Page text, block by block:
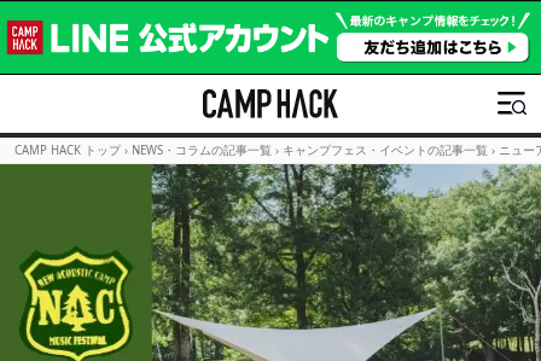
CAMP HACK トップ › NEWS・コラムの記事一覧 › キャンプフェス・イベントの記事一覧 › ニュー